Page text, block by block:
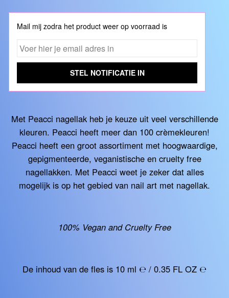
Mail mij zodra het product weer op voorraad is
STEL NOTIFICATIE IN
Met Peacci nagellak heb je keuze uit veel verschillende
kleuren. Peacci heeft meer dan 100 crèmekleuren!
Peacci heeft een groot assortiment met hoogwaardige,
gepigmenteerde, veganistische en cruelty free
nagellakken. Met Peacci weet je zeker dat alles
mogelijk is op het gebied van nail art met nagellak.
100% Vegan and Cruelty Free
De inhoud van de fles is 10 ml ℮ / 0.35 FL OZ ℮